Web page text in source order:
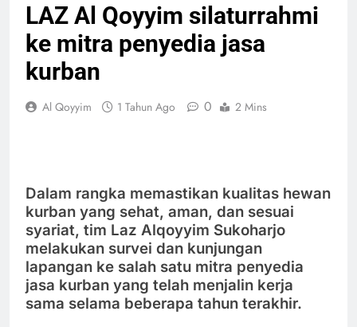
LAZ Al Qoyyim silaturrahmi
ke mitra penyedia jasa
kurban
Al Qoyyim 1 Tahun Ago 0 2 Mins
Dalam rangka memastikan kualitas hewan
kurban yang sehat, aman, dan sesuai
syariat, tim Laz Alqoyyim Sukoharjo
melakukan survei dan kunjungan
lapangan ke salah satu mitra penyedia
jasa kurban yang telah menjalin kerja
sama selama beberapa tahun terakhir.